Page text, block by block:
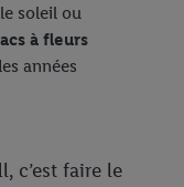
soleil ou
à fleurs
années
c’est faire le